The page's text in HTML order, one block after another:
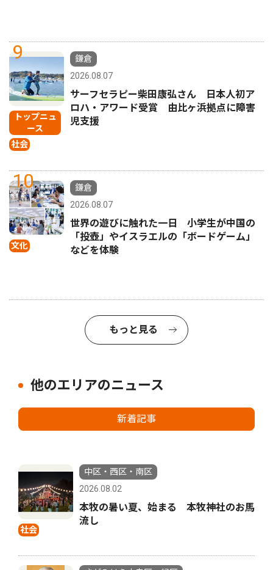
9
トップニュ
ース
社会
鎌倉
2026.08.07
サーフセラピー柴田康弘さん 日本人初ア
ロハ・アワード受賞 由比ヶ浜拠点に障害
児支援
10
文化
鎌倉
2026.08.07
世界の遊びに触れた一日 小学生が中国の
「投壺」やイスラエルの「ボードゲーム」
などを体験
もっと見る
他のエリアのニュース
新着記事
社会
中区・西区・南区
2026.08.02
本牧の暑い夏、始まる 本牧神社のお馬
流し